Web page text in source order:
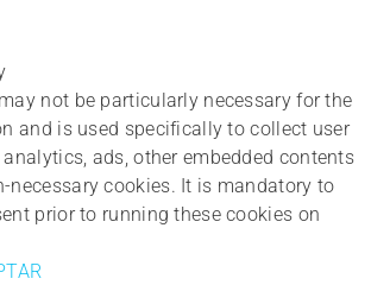
not be particularly necessary for the
and is used specifically to collect user
ads, other embedded contents
necessary cookies. It is mandatory to
prior to running these cookies on